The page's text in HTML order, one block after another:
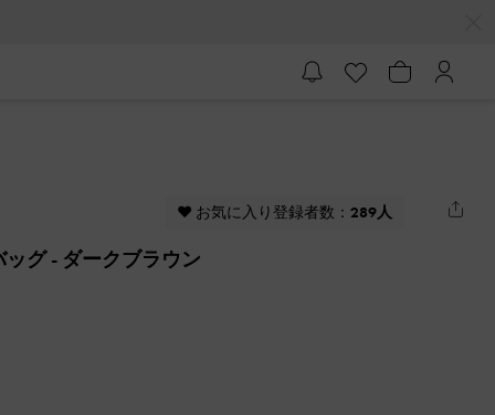
♥ お気に入り登録者数： 289人
ッグ- ダークブラウン